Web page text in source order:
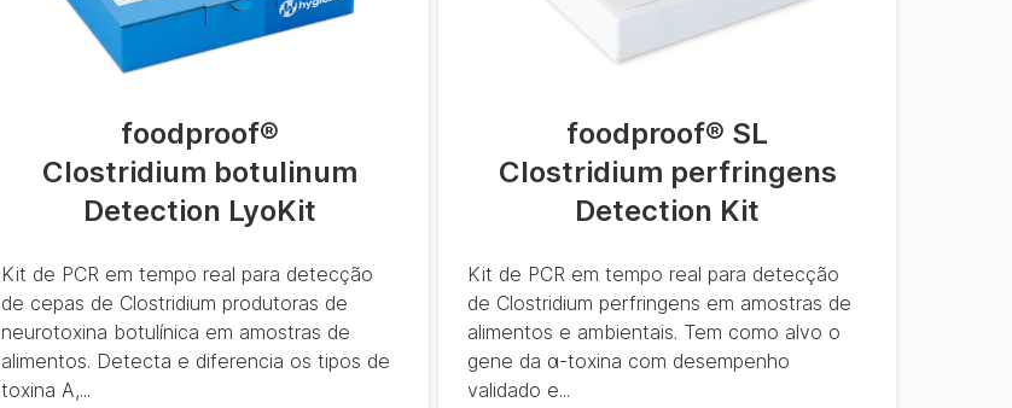
foodproof®
Clostridium botulinum
Detection LyoKit
Kit de PCR em tempo real para detecção
de cepas de Clostridium produtoras de
neurotoxina botulínica em amostras de
alimentos. Detecta e diferencia os tipos de
toxina A,...
foodproof® SL
Clostridium perfringens
Detection Kit
Kit de PCR em tempo real para detecção
de Clostridium perfringens em amostras de
alimentos e ambientais. Tem como alvo o
gene da α-toxina com desempenho
validado e...